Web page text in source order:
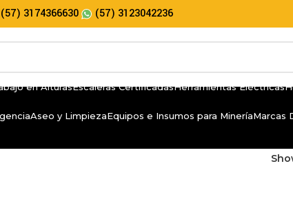
(57) 3174366630 (57) 3123042236
en AlturasEscaleras CertificadasHerramientas Eléctricas
Aseo y LimpiezaEquipos e Insumos para MineríaMarcas